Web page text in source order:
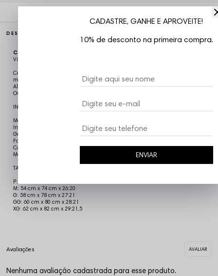
DESCRIÇÃO COMPLETA
Código identificador (SKU):
Vizu07
Camiseta Oversized Trip Side, modelagem reta, gola redonda careca,
mangas curtas, estampa em silk, costuras reforçadas, confeccionada em
Algodão, proporcionando caimento perfeito e muito conforto. Mangas
Overside
INFORMAÇÕES DO PRODUTO
Modelo: Masculino
Indicado para: dia-a-dia
Garantia: Contra defeito de fabricação.
Fabricado no Brasil
Composição: 100% Algodão
Mangas Overside
TABELA DE TAMANHO (Largura x Comprimento x Mangas)
P: 53 cm x 71 cm x 25,5:19,5
M: 54 cm x 74 cm x 26:20
G: 58 cm x 78 cm x 27:21
GG: 60 cm x 80 cm x 28:21
XG: 62 cm x 82 cm x 29:21,5
Nenhuma avaliação cadastrada para esse produto.
CADASTRE, GANHE E APROVEITE!
10% de desconto na primeira compra.
ENVIAR